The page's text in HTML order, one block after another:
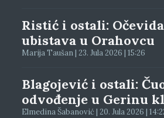
Ristić i ostali:
ubistava u Orahovcu
Marija Taušan | 23. Jula 2026 | 15:26
Blagojević i ostali:
odvođenje u Gerinu
Elmedina Šabanović | 20. Jula 2026 |